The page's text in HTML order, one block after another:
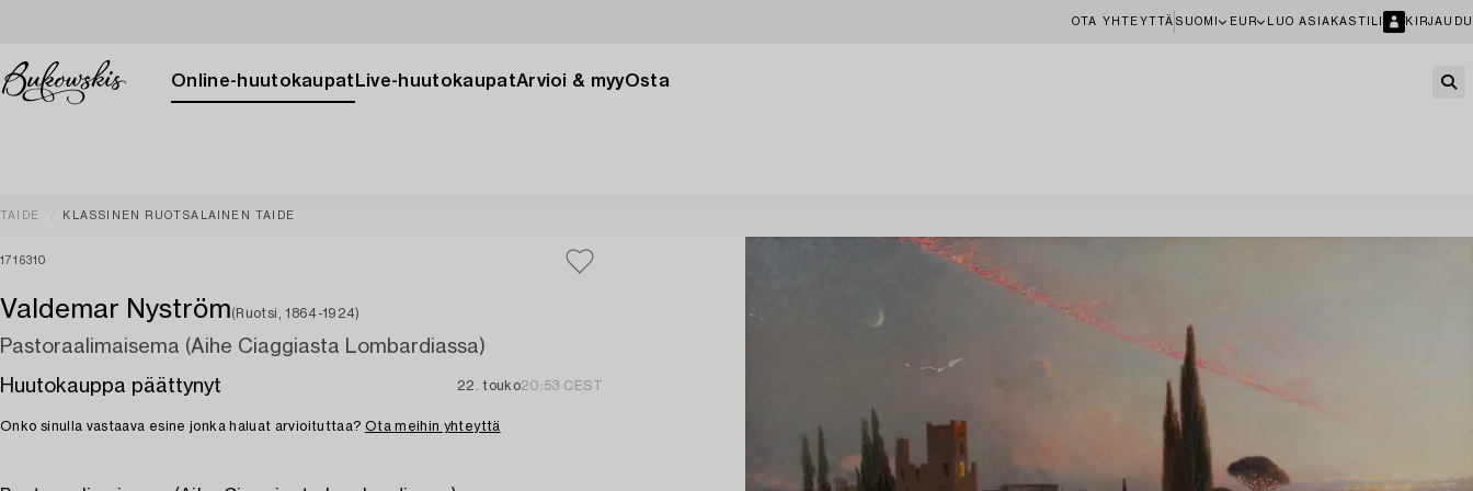
OTA YHTEYTTÄ SUOMI EUR LUO ASIAKASTILI KIRJAUDU
Online-huutokaupat Live-huutokaupatArvioi & myyOsta
TAIDE KLASSINEN RUOTSALAINEN TAIDE
1716310
Valdemar Nyström(Ruotsi, 1864-1924)
Pastoraalimaisema (Aihe Ciaggiasta Lombardiassa)
Huutokauppa päättynyt
22. touko20:53 CEST
Onko sinulla vastaava esine jonka haluat arvioituttaa? Ota meihin yhteyttä